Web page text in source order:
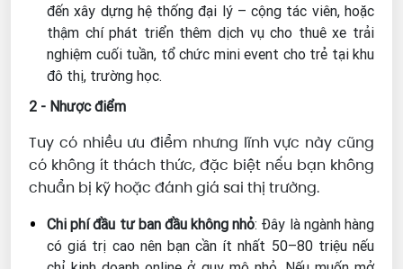
đến xây dựng hệ thống đại lý – cộng tác viên, hoặc
thậm chí phát triển thêm dịch vụ cho thuê xe trải
nghiệm cuối tuần, tổ chức mini event cho trẻ tại khu
đô thị, trường học.
2 - Nhược điểm
Tuy có nhiều ưu điểm nhưng lĩnh vực này cũng
có không ít thách thức, đặc biệt nếu bạn không
chuẩn bị kỹ hoặc đánh giá sai thị trường.
Chi phí đầu tư ban đầu không nhỏ: Đây là ngành hàng
có giá trị cao nên bạn cần ít nhất 50–80 triệu nếu